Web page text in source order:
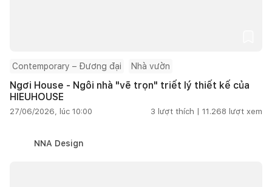
Contemporary – Đương đại Nhà vườn
Ngơi House - Ngôi nhà "vẽ trọn" triết lý thiết kế của
HIEUHOUSE
27/06/2026, lúc 10:00 3 lượt thích | 11.268 lượt xem
NNA Design